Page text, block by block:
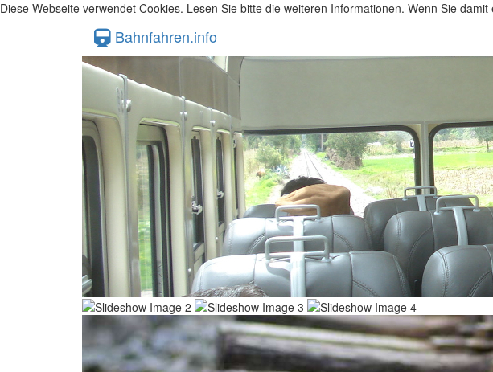
Diese Webseite verwendet Cookies. Lesen Sie bitte die weiteren Informationen. Wenn Sie
Bahnfahren.info